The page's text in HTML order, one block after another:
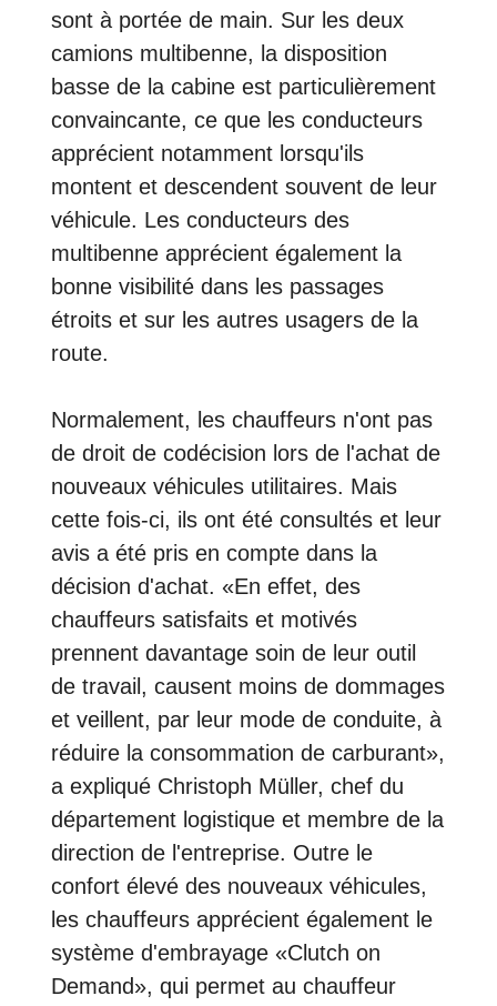
sont à portée de main. Sur les deux
camions multibenne, la disposition
basse de la cabine est particulièrement
convaincante, ce que les conducteurs
apprécient notamment lorsqu'ils
montent et descendent souvent de leur
véhicule. Les conducteurs des
multibenne apprécient également la
bonne visibilité dans les passages
étroits et sur les autres usagers de la
route.
Normalement, les chauffeurs n'ont pas
de droit de codécision lors de l'achat de
nouveaux véhicules utilitaires. Mais
cette fois-ci, ils ont été consultés et leur
avis a été pris en compte dans la
décision d'achat. «En effet, des
chauffeurs satisfaits et motivés
prennent davantage soin de leur outil
de travail, causent moins de dommages
et veillent, par leur mode de conduite, à
réduire la consommation de carburant»,
a expliqué Christoph Müller, chef du
département logistique et membre de la
direction de l'entreprise. Outre le
confort élevé des nouveaux véhicules,
les chauffeurs apprécient également le
système d'embrayage «Clutch on
Demand», qui permet au chauffeur